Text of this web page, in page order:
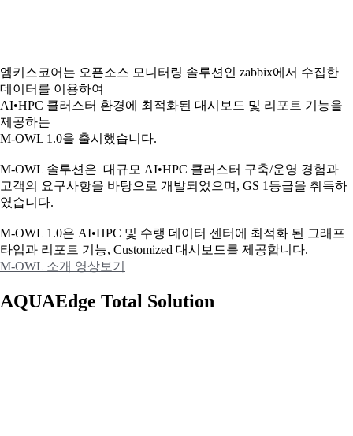
엠키스코어는 오픈소스 모니터링 솔루션인 zabbix에서 수집한
데이터를 이용하여
AI•HPC 클러스터 환경에 최적화된 대시보드 및 리포트 기능을
제공하는
M-OWL 1.0을 출시했습니다.
M-OWL 솔루션은 대규모 AI•HPC 클러스터 구축/운영 경험과
고객의 요구사항을 바탕으로 개발되었으며, GS 1등급을 취득하
였습니다.
M-OWL 1.0은 AI•HPC 및 수랭 데이터 센터에 최적화 된 그래프
타입과 리포트 기능, Customized 대시보드를 제공합니다.
M-OWL 소개 영상보기
AQUAEdge Total Solution